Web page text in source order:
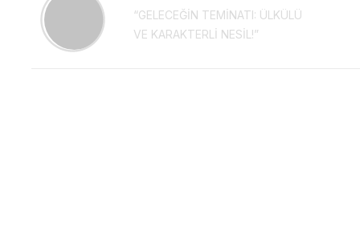
“GELECEĞİN TEMİNATI: ÜLKÜLÜ
VE KARAKTERLİ NESİL!”